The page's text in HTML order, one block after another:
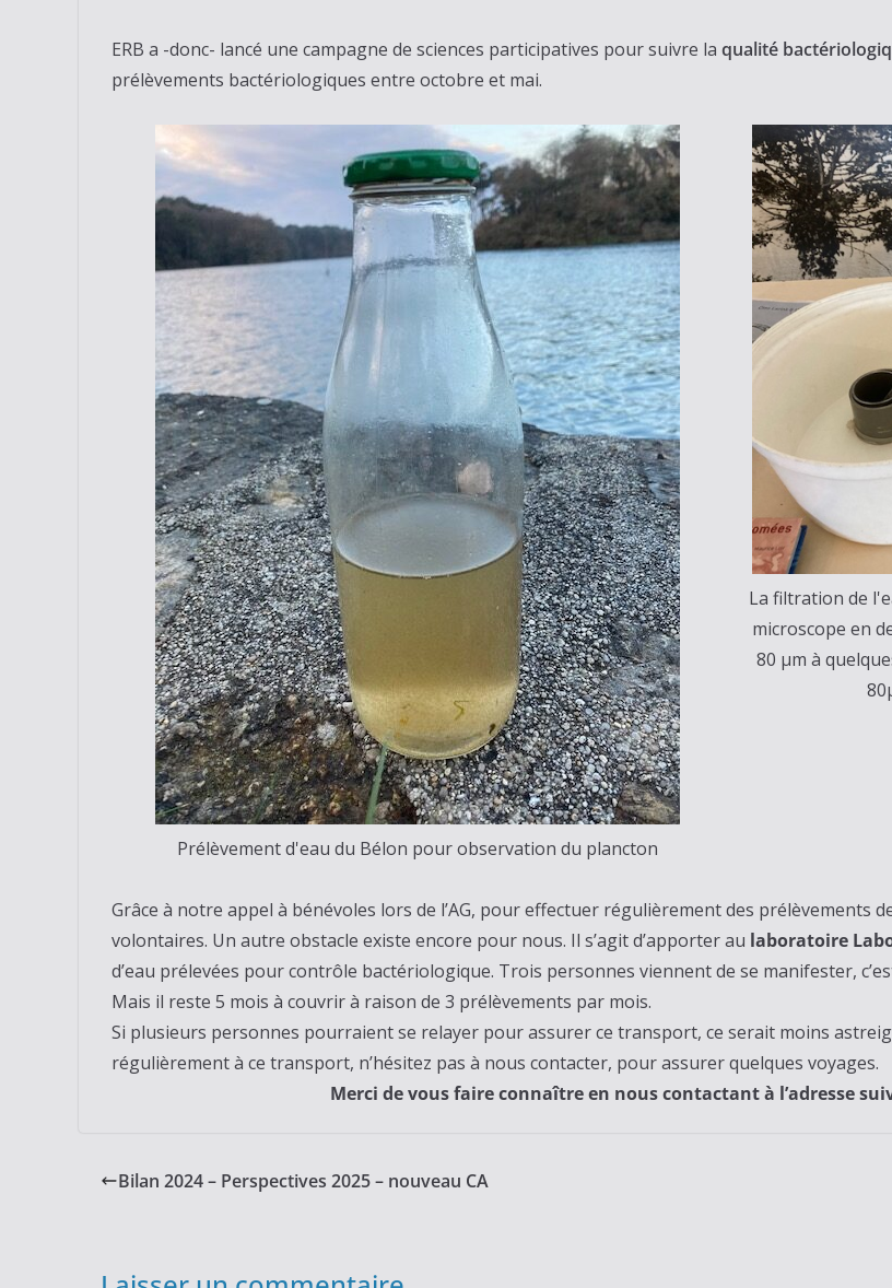
ERB a -donc- lancé une campagne de sciences participatives pour suivre la qualité
prélèvements bactériologiques entre octobre et mai.
Prélèvement d'eau du Bélon pour observation du plancton
La filtration de
microscope en
80 µm à
Grâce à notre appel à bénévoles lors de l’AG, pour effectuer régulièrement des prélèvements
volontaires. Un autre obstacle existe encore pour nous. Il s’agit d’apporter au laboratoire
d’eau prélevées pour contrôle bactériologique. Trois personnes viennent de se manifester,
Mais il reste 5 mois à couvrir à raison de 3 prélèvements par mois.
Si plusieurs personnes pourraient se relayer pour assurer ce transport, ce serait moins
régulièrement à ce transport, n’hésitez pas à nous contacter, pour assurer quelques voyages.
Merci de vous faire connaître en nous contactant à l’adresse
Bilan 2024 – Perspectives 2025 – nouveau CA